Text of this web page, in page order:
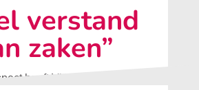
verstand
zaken”
heeft Vleugels Beveiliging